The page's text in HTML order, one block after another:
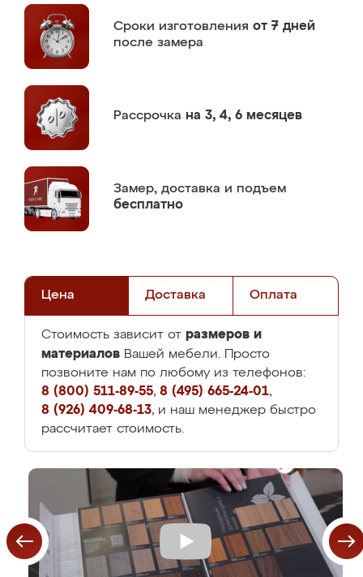
Сроки изготовления от 7 дней
после замера
Рассрочка на 3, 4, 6 месяцев
Замер, доставка и подъем
бесплатно
Цена Доставка Оплата
Стоимость зависит от размеров и
материалов Вашей мебели. Просто
позвоните нам по любому из телефонов:
8 (800) 511-89-55, 8 (495) 665-24-01,
8 (926) 409-68-13, и наш менеджер быстро
рассчитает стоимость.